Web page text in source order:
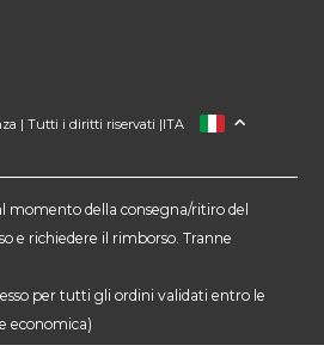
| Tutti i diritti riservati |
FRANCIA
GERMANIA
PAESI BASSI
ITA
momento della consegna/ritiro del
e richiedere il rimborso. Tranne
per tutti gli ordini validati entro le
economica)